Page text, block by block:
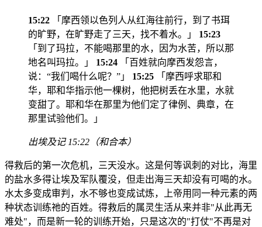
15:22 「摩西领以色列人从红海往前行，到了书珥
的旷野，在旷野走了三天，找不着水。」 15:23
「到了玛拉，不能喝那里的水，因为水苦，所以那
地名叫玛拉。」 15:24 「百姓就向摩西发怨言，
说：“我们喝什么呢？”」 15:25 「摩西呼求耶和
华，耶和华指示他一棵树，他把树丢在水里，水就
变甜了。耶和华在那里为他们定了律例、典章，在
那里试验他们。」
出埃及记 15:22（和合本）
得救后的第一次危机，三天没水。这是何等讽刺的对比，海里
的盐水多得让埃及军队覆没，但走出海三天却没有可喝的水。
水太多变成审判，水不够也变成试炼，上帝用同一种元素的两
种状态训练祂的百姓。得救后的属灵生活从来并非"从此再无
难处"，而是新一轮的训练开始，只是这次的"打仗"不再是对